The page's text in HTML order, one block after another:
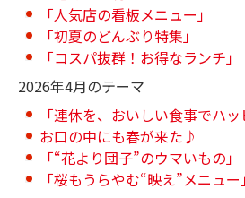
「人気店の看板メニュー」
「初夏のどんぶり特集」
「コスパ抜群！お得なランチ」
2026年4月のテーマ
「連休を、おいしい食事でハッ
お口の中にも春が来た♪
「“花より団子”のウマいもの」
「桜もうらやむ“映え”メニュー」